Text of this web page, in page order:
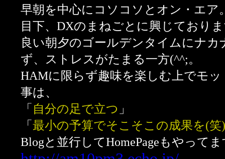
早朝を中心にコソコソとオン・エア
目下、DXのまねごとに興じており
良い朝夕のゴールデンタイムにナカ
ず、ストレスがたまる一方(^^;。
HAMに限らず趣味を楽しむ上でモ
事は、
「 自分の足で立つ 」
「 最小の予算でそこそこの成果を(笑)
Blogと並行してHomePageもやって